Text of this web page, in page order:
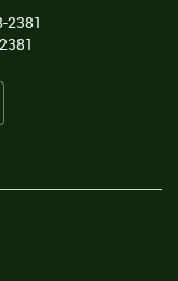
2381